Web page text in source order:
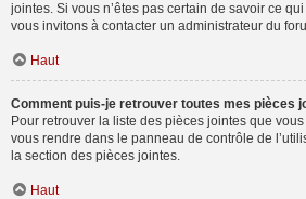
jointes. Si vous n’êtes pas certain de savoir ce
vous invitons à contacter un administrateur du
Haut
Comment puis-je retrouver toutes mes pièces
Pour retrouver la liste des pièces jointes que
vous rendre dans le panneau de contrôle de
la section des pièces jointes.
Haut